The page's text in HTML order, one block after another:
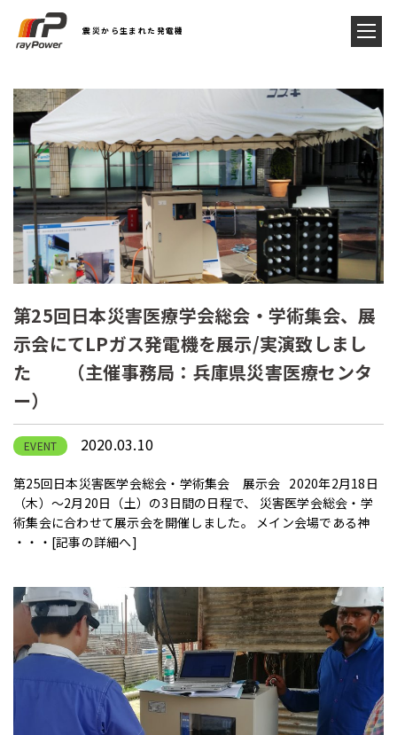
震災から生まれた発電機
第25回日本災害医療学会総会・学術集会、展
示会にてLPガス発電機を展示/実演致しまし
た （主催事務局：兵庫県災害医療センタ
ー）
EVENT 2020.03.10
第25回日本災害医学会総会・学術集会 展示会 2020年2月18日
（木）～2月20日（土）の3日間の日程で、 災害医学会総会・学
術集会に合わせて展示会を開催しました。 メイン会場である神
・・・ [記事の詳細へ]